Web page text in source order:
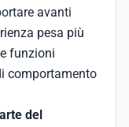
avanti
pesa più
funzioni
comportamento
del